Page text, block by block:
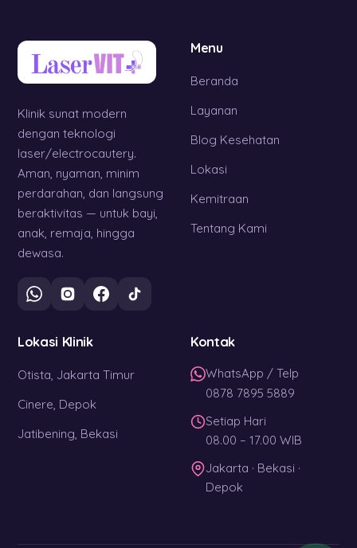
Klinik sunat modern
dengan teknologi
laser/electrocautery.
Aman, nyaman, minim
perdarahan, dan langsung
beraktivitas — untuk bayi,
anak, remaja, hingga
dewasa.
Menu
Beranda
Layanan
Blog Kesehatan
Lokasi
Kemitraan
Tentang Kami
Lokasi Klinik
Otista, Jakarta Timur
Cinere, Depok
Jatibening, Bekasi
Kontak
WhatsApp / Telp
0878 7895 5889
Setiap Hari
08.00 – 17.00 WIB
Jakarta · Bekasi ·
Depok